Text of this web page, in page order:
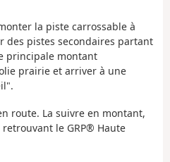
la piste carrossable à
des pistes secondaires partant
principale montant
prairie et arriver à une
route. La suivre en montant,
le GRP® Haute